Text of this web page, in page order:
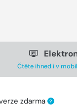
Čtěte ihned i v
zdarma ?